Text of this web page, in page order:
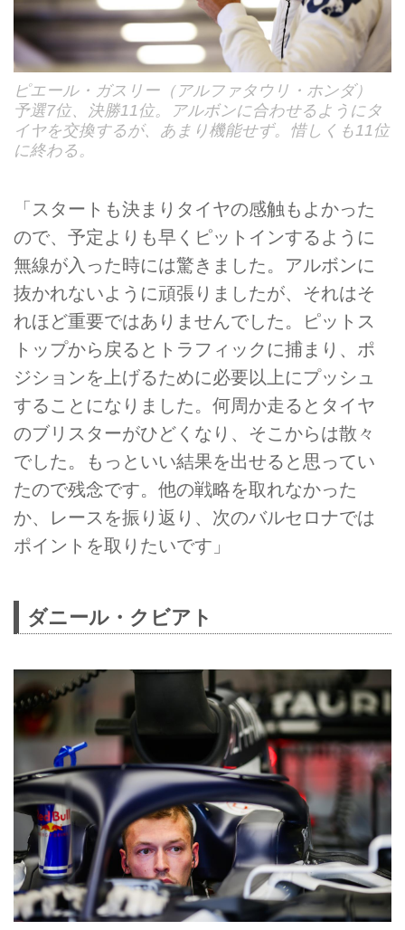
ピエール・ガスリー（アルファタウリ・ホンダ）
予選7位、決勝11位。アルボンに合わせるようにタ
イヤを交換するが、あまり機能せず。惜しくも11位
に終わる。
「スタートも決まりタイヤの感触もよかった
ので、予定よりも早くピットインするように
無線が入った時には驚きました。アルボンに
抜かれないように頑張りましたが、それはそ
れほど重要ではありませんでした。ピットス
トップから戻るとトラフィックに捕まり、ポ
ジションを上げるために必要以上にプッシュ
することになりました。何周か走るとタイヤ
のブリスターがひどくなり、そこからは散々
でした。もっといい結果を出せると思ってい
たので残念です。他の戦略を取れなかった
か、レースを振り返り、次のバルセロナでは
ポイントを取りたいです」
ダニール・クビアト